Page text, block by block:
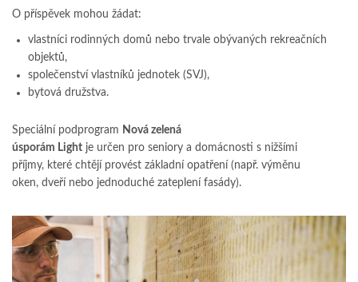
O příspěvek mohou žádat:
vlastníci rodinných domů nebo trvale obývaných rekreačních
objektů,
společenství vlastníků jednotek (SVJ),
bytová družstva.
Speciální podprogram Nová zelená
úsporám Light je určen pro seniory a domácnosti s nižšími
příjmy, které chtějí provést základní opatření (např. výměnu
oken, dveří nebo jednoduché zateplení fasády).